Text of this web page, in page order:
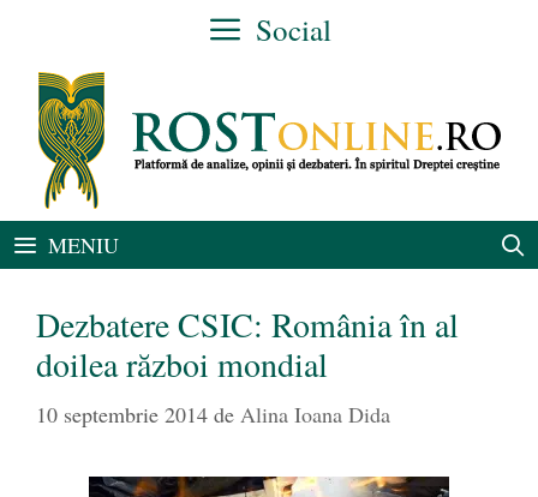
conținut
Social
MENIU
Dezbatere CSIC: România în al
doilea război mondial
10 septembrie 2014 de Alina Ioana Dida